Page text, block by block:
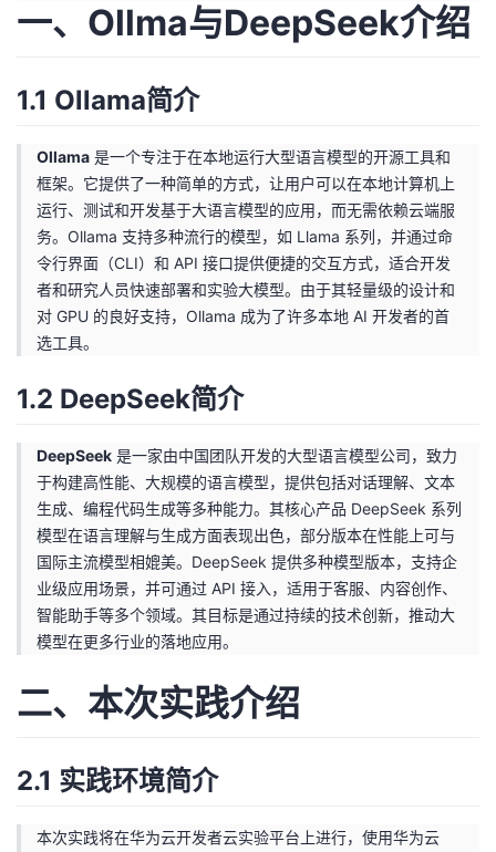
页
开
我
的
博
客
我
的
论
坛
我
的
圈
子
我
的
直
播
我
的
活
动
我
的
关
注
我
的
开
学
堂
我
的
我
支
持
我
一、Ollma与DeepSeek介绍
1.1 Ollama简介
Ollama是一个专注于在本地运行大型语言模型的开源工具和
框架。它提供了一种简单的方式，让用户可以在本地计算机上
运行、测试和开发基于大语言模型的应用，而无需依赖云端服
务。Ollama 支持多种流行的模型，如 Llama 系列，并通过命
令行界面（CLI）和 API 接口提供便捷的交互方式，适合开发
者和研究人员快速部署和实验大模型。由于其轻量级的设计和
对 GPU 的良好支持，Ollama 成为了许多本地 AI 开发者的首
选工具。
1.2 DeepSeek简介
DeepSeek是一家由中国团队开发的大型语言模型公司，致力
于构建高性能、大规模的语言模型，提供包括对话理解、文本
生成、编程代码生成等多种能力。其核心产品 DeepSeek 系列
模型在语言理解与生成方面表现出色，部分版本在性能上可与
国际主流模型相媲美。DeepSeek 提供多种模型版本，支持企
业级应用场景，并可通过 API 接入，适用于客服、内容创作、
智能助手等多个领域。其目标是通过持续的技术创新，推动大
模型在更多行业的落地应用。
二、本次实践介绍
2.1 实践环境简介
本次实践将在华为云开发者云实验平台上进行，使用华为云